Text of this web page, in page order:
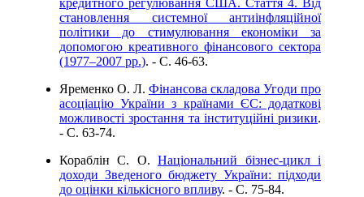
кредитного регулювання США. Стаття 4. Від
становлення системної антиінфляційної
політики до стимулювання економіки за
допомогою креативного фінансового сектора
(1977–2007 рр.). - C. 46-63.
Яременко О. Л. Фінансова складова Угоди про
асоціацію України з країнами ЄС: додаткові
можливості зростання та інституційні ризики.
- C. 63-74.
Кораблін С. О.Національний бізнес-цикл і
доходи Зведеного бюджету України: підходи
до оцінки кількісного впливу. - C. 75-84.